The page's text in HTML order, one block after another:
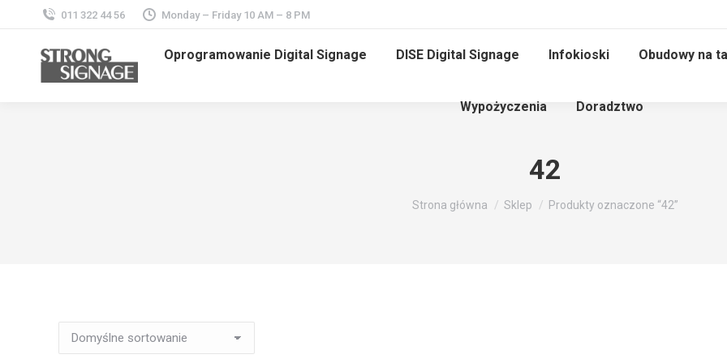
011 322 44 56 Monday – Friday 10 AM – 8 PM
Oprogramowanie Digital Signage DISE Digital Signage Infokioski Obudowy na
Wypożyczenia Doradztwo
42
Jesteś tutaj:
Strona główna Sklep Produkty oznaczone “42”